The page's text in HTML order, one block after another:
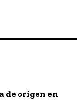
de origen en